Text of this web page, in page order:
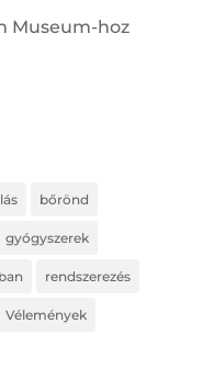
Museum-hoz
bőrönd
gyógyszerek
rendszerezés
Vélemények